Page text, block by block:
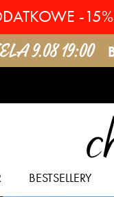
-
9.08 19:00
BESTSELLERY